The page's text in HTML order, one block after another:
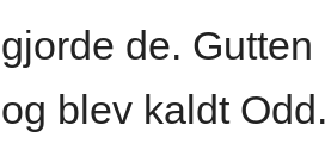
gjorde de.
og blev kaldt